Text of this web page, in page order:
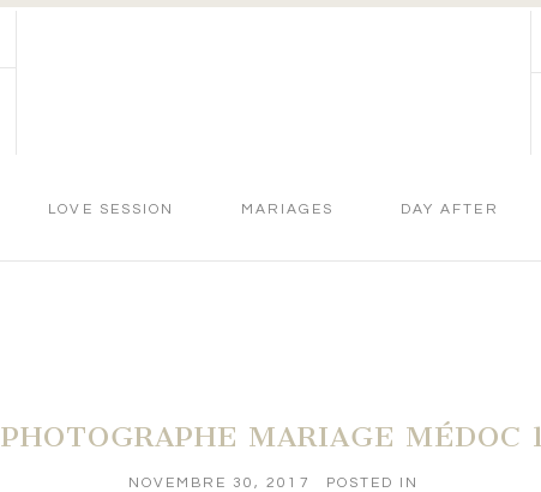
LOVE SESSION MARIAGES DAY AFTER
PHOTOGRAPHE MARIAGE MÉDOC 1
NOVEMBRE 30, 2017 POSTED IN